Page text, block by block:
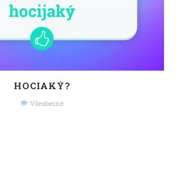
HOCIAKÝ?
Všeobecné